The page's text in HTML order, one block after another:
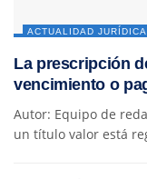
ACTUALIDAD JURÍDICA
La prescripción
vencimiento o
Autor: Equipo de
un título valor está